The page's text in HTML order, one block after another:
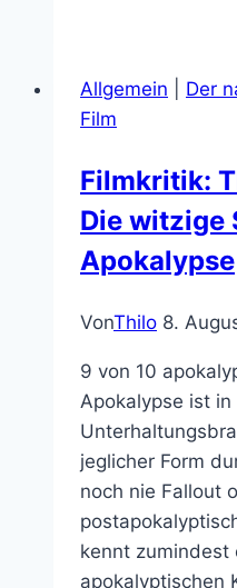
Allgemein Der
Film
Filmkritik:
Die witzige
Apokalypse
VonThilo 8.
9 von 10
Apokalypse ist in
jeglicher Form
noch nie Fallout
kennt zumindest
apokalyptischen